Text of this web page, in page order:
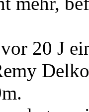
20 J